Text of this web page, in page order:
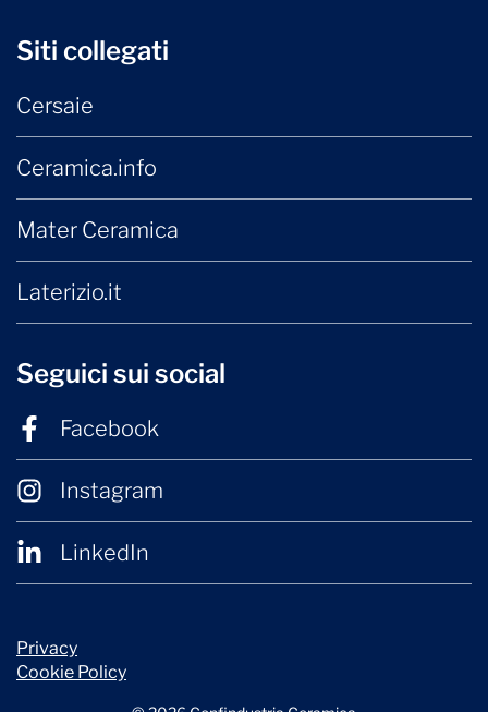
Siti collegati
Cersaie
Ceramica.info
Mater Ceramica
Laterizio.it
Seguici sui social
Facebook
Instagram
LinkedIn
Privacy
Cookie Policy